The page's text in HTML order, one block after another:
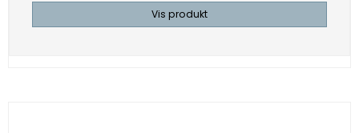
Vis produkt